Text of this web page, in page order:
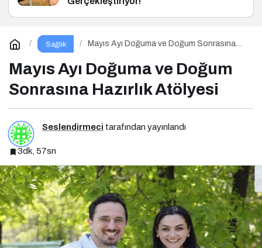
Sağlık
Mayıs Ayı Doğuma ve Doğum Sonrasına
Mayıs Ayı Doğuma ve Doğum
Sonrasına Hazırlık Atölyesi
Seslendirmeci tarafından yayınlandı
3dk, 57sn